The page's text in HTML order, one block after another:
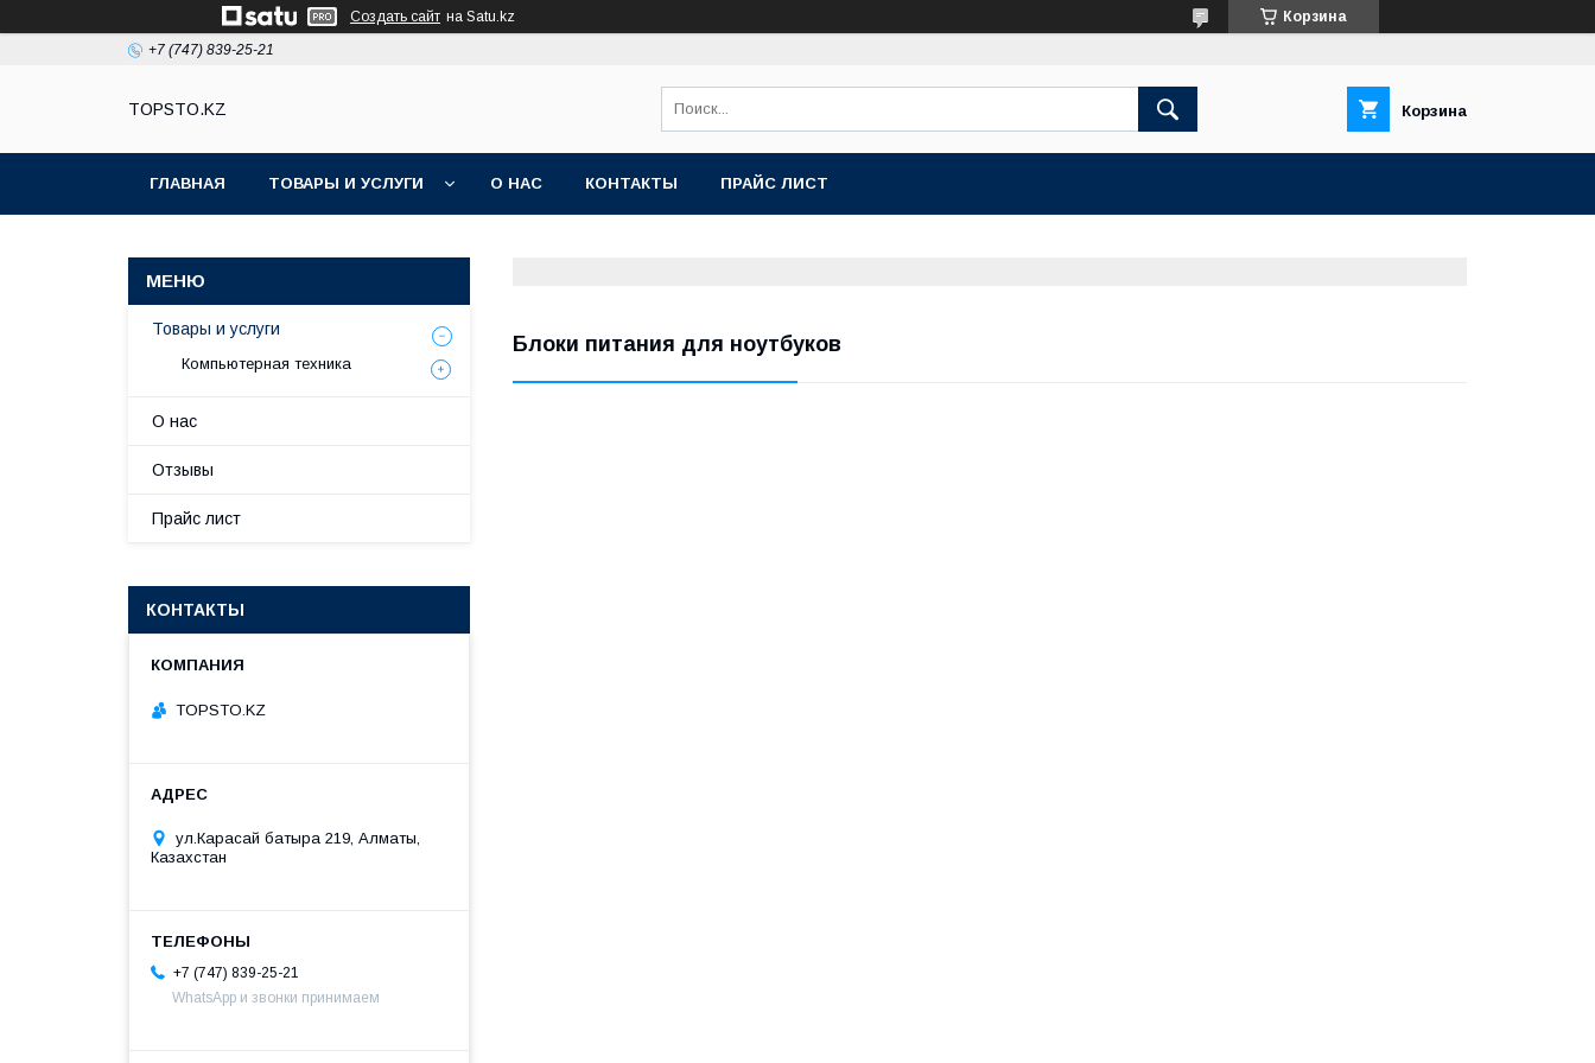
Создать сайт на Satu.kz Корзина
+7 (747) 839-25-21
TOPSTO.KZ Корзина
ГЛАВНАЯ ТОВАРЫ И УСЛУГИ О НАС КОНТАКТЫ ПРАЙС ЛИСТ
Блоки питания для ноутбуков
Товары и услуги
Компьютерная техника
О нас
Отзывы
Прайс лист
КОНТАКТЫ
TOPSTO.KZ
ул.Карасай батыра 219, Алматы,
Казахстан
+7 (747) 839-25-21
WhatsApp и звонки принимаем